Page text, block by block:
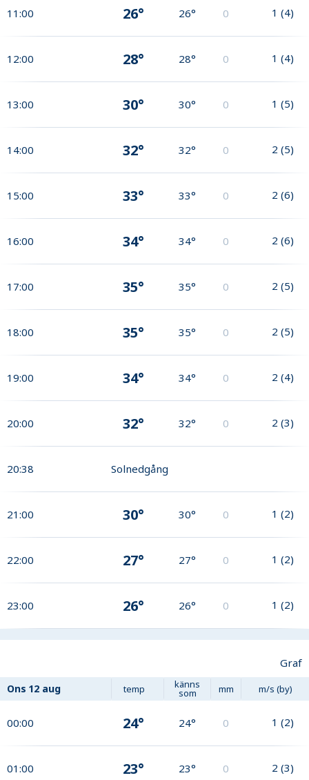
11:00 26° 26° 0 1 (4)
12:00 28° 28° 0 1 (4)
13:00 30° 30° 0 1 (5)
14:00 32° 32° 0 2 (5)
15:00 33° 33° 0 2 (6)
16:00 34° 34° 0 2 (6)
17:00 35° 35° 0 2 (5)
18:00 35° 35° 0 2 (5)
19:00 34° 34° 0 2 (4)
20:00 32° 32° 0 2 (3)
20:38 Solnedgång
21:00 30° 30° 0 1 (2)
22:00 27° 27° 0 1 (2)
23:00 26° 26° 0 1 (2)
Graf
Ons 12 aug temp känns
som mm m/s (by)
00:00 24° 24° 0 1 (2)
01:00 23° 23° 0 2 (3)